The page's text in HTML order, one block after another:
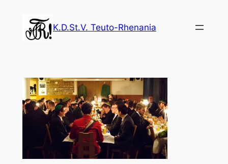
springen
K.D.St.V. Teuto-Rhenania